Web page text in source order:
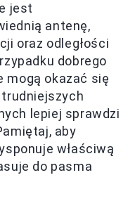
jest
antenę,
oraz odległości
dobrego
mogą okazać się
lepiej sprawdzi
aby
właściwą
do pasma